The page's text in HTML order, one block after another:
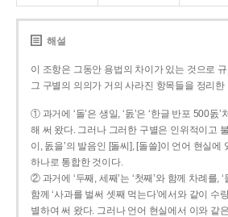
해설
이 조항은 그동안 용법의 차이가 있는 것으로
그 구별의 의의가 거의 사라진 항목들을 정리한
① 과거에 ‘돌’은 생일, ‘돐’은 ‘한글 반포 500돐’
해 써 왔다. 그러나 그러한 구별은 인위적이고
이, 돐을’의 발음인 [돌씨], [돌쓸]이 언어 현실에
하나로 통합한 것이다.
② 과거에 ‘두째, 세째’는 ‘첫째’와 함께 차례를, ‘
함께 ‘사과를 벌써 셋째 먹는다’에서와 같이 수
별하여 써 왔다. 그러나 언어 현실에서 이와 같